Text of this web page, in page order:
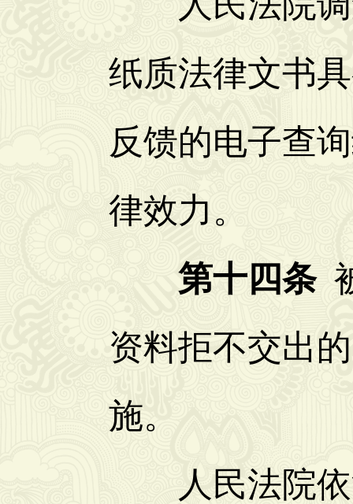
纸质法律文书
反馈的电子查
律效力。
第十四条
资料拒不交出
施。
人民法院依